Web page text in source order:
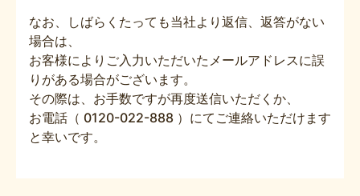
なお、しばらくたっても当社より返信、返答がない
場合は、
お客様によりご入力いただいたメールアドレスに誤
りがある場合がございます。
その際は、お手数ですが再度送信いただくか、
お電話（ 0120-022-888 ）にてご連絡いただけます
と幸いです。